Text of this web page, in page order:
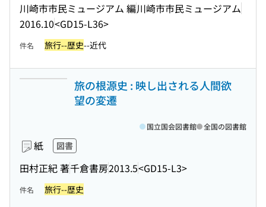
川崎市市民ミュージアム 編川崎市市民ミュージアム
2016.10<GD15-L36>
件名 旅行--歴史--近代
旅の根源史 : 映し出される人間欲
望の変遷
紙 図書
田村正紀 著千倉書房2013.5<GD15-L3>
国立国会図書館 全国の図書館
件名 旅行--歴史